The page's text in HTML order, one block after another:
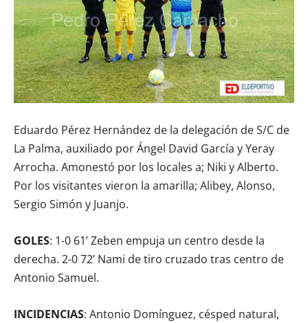
Eduardo Pérez Hernández de la delegación de S/C de
La Palma, auxiliado por Ángel David García y Yeray
Arrocha. Amonestó por los locales a; Niki y Alberto.
Por los visitantes vieron la amarilla; Alibey, Alonso,
Sergio Simón y Juanjo.
GOLES: 1-0 61’ Zeben empuja un centro desde la
derecha. 2-0 72’ Nami de tiro cruzado tras centro de
Antonio Samuel.
INCIDENCIAS: Antonio Domínguez, césped natural,